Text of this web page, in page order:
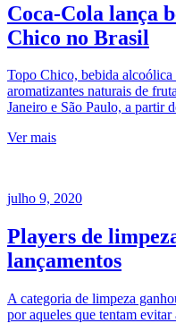
Coca-Cola lança
Chico no Brasil
Topo Chico, bebida alcoólica
aromatizantes naturais de
Janeiro e São Paulo, a partir
Ver mais
julho 9, 2020
Players de
lançamentos
A categoria de limpeza
por aqueles que tentam